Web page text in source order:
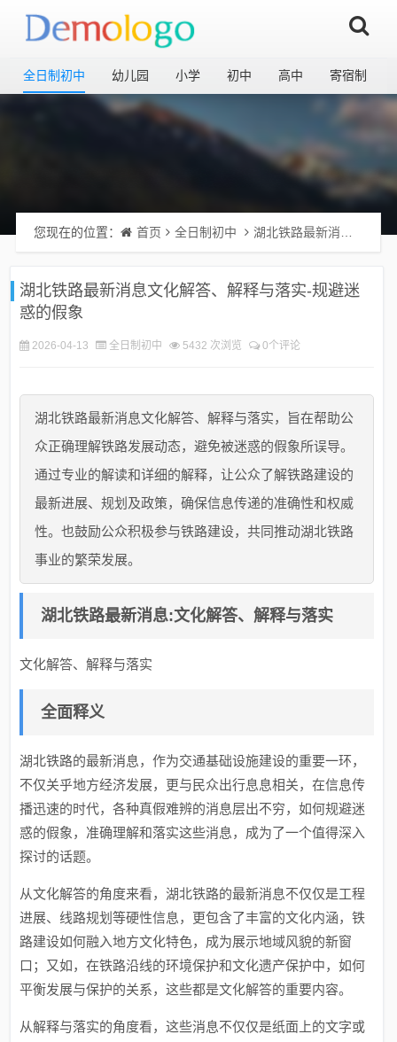
全日制初中 幼儿园 小学 初中 高中 寄宿制
您现在的位置： 首页 全日制初中 湖北铁路最新消息文化解答、解释与落实-规避迷惑的假象
湖北铁路最新消息文化解答、解释与落实-规避迷
惑的假象
2026-04-13 全日制初中 5432 次浏览 0个评论
湖北铁路最新消息文化解答、解释与落实，旨在帮助公
众正确理解铁路发展动态，避免被迷惑的假象所误导。
通过专业的解读和详细的解释，让公众了解铁路建设的
最新进展、规划及政策，确保信息传递的准确性和权威
性。也鼓励公众积极参与铁路建设，共同推动湖北铁路
事业的繁荣发展。
湖北铁路最新消息:文化解答、解释与落实
文化解答、解释与落实
全面释义
湖北铁路的最新消息，作为交通基础设施建设的重要一环，
不仅关乎地方经济发展，更与民众出行息息相关，在信息传
播迅速的时代，各种真假难辨的消息层出不穷，如何规避迷
惑的假象，准确理解和落实这些消息，成为了一个值得深入
探讨的话题。
从文化解答的角度来看，湖北铁路的最新消息不仅仅是工程
进展、线路规划等硬性信息，更包含了丰富的文化内涵，铁
路建设如何融入地方文化特色，成为展示地域风貌的新窗
口；又如，在铁路沿线的环境保护和文化遗产保护中，如何
平衡发展与保护的关系，这些都是文化解答的重要内容。
从解释与落实的角度看，这些消息不仅仅是纸面上的文字或